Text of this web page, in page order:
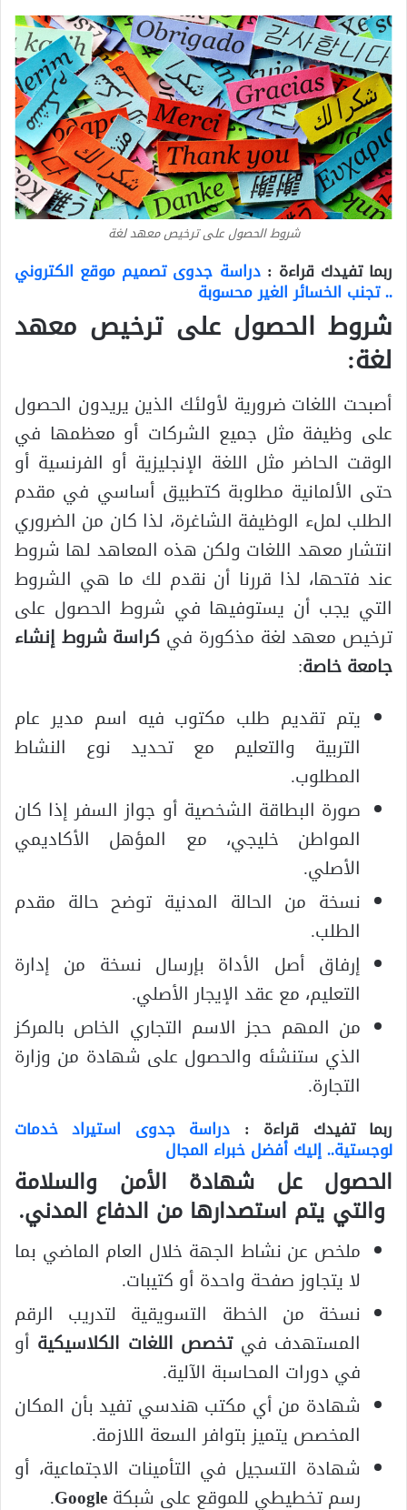
شروط الحصول على ترخيص معهد لغة
ربما تفيدك قراءة : دراسة جدوى تصميم موقع الكتروني
.. تجنب الخسائر الغير محسوبة
شروط الحصول على ترخيص معهد
لغة:
أصبحت اللغات ضرورية لأولئك الذين يريدون الحصول
على وظيفة مثل جميع الشركات أو معظمها في
الوقت الحاضر مثل اللغة الإنجليزية أو الفرنسية أو
حتى الألمانية مطلوبة كتطبيق أساسي في مقدم
الطلب لملء الوظيفة الشاغرة، لذا كان من الضروري
انتشار معهد اللغات ولكن هذه المعاهد لها شروط
عند فتحها، لذا قررنا أن نقدم لك ما هي الشروط
التي يجب أن يستوفيها في شروط الحصول على
ترخيص معهد لغة مذكورة في كراسة شروط إنشاء
جامعة خاصة:
يتم تقديم طلب مكتوب فيه اسم مدير عام
التربية والتعليم مع تحديد نوع النشاط
المطلوب.
صورة البطاقة الشخصية أو جواز السفر إذا كان
المواطن خليجي، مع المؤهل الأكاديمي
الأصلي.
نسخة من الحالة المدنية توضح حالة مقدم
الطلب.
إرفاق أصل الأداة بإرسال نسخة من إدارة
التعليم، مع عقد الإيجار الأصلي.
من المهم حجز الاسم التجاري الخاص بالمركز
الذي ستنشئه والحصول على شهادة من وزارة
التجارة.
ربما تفيدك قراءة : دراسة جدوى استيراد خدمات
لوجستية.. إليك أفضل خبراء المجال
الحصول عل شهادة الأمن والسلامة
والتي يتم استصدارها من الدفاع المدني.
ملخص عن نشاط الجهة خلال العام الماضي بما
لا يتجاوز صفحة واحدة أو كتيبات.
نسخة من الخطة التسويقية لتدريب الرقم
المستهدف فيتخصص اللغات الكلاسيكية أو
في دورات المحاسبة الآلية.
شهادة من أي مكتب هندسي تفيد بأن المكان
المخصص يتميز بتوافر السعة اللازمة.
شهادة التسجيل في التأمينات الاجتماعية، أو
رسم تخطيطي للموقع على شبكةGoogle
.